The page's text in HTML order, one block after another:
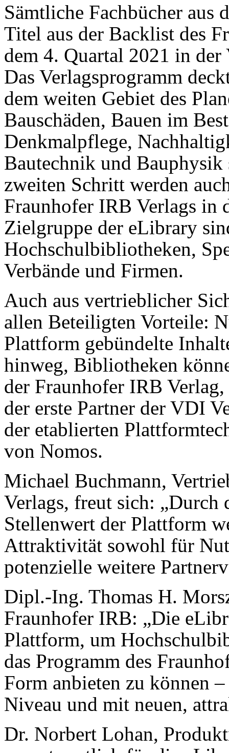
Sämtliche Fachbücher aus
Titel aus der Backlist des
dem 4. Quartal 2021 in
Das Verlagsprogramm
dem weiten Gebiet des
Bauschäden, Bauen im
Denkmalpflege,
Bautechnik und
zweiten Schritt werden
Fraunhofer IRB Verlags in
Zielgruppe der eLibrary
Hochschulbibliotheken,
Verbände und Firmen.
Auch aus vertrieblicher
allen Beteiligten Vorteile:
Plattform gebündelte
hinweg, Bibliotheken
der Fraunhofer IRB
der erste Partner der VDI
der etablierten
von Nomos.
Michael Buchmann,
Verlags, freut sich:
Stellenwert der Plattform
Attraktivität sowohl für
potenzielle weitere
Dipl.-Ing. Thomas H.
Fraunhofer IRB: „Die
Plattform, um
das Programm des
Form anbieten zu können
Niveau und mit neuen,
Dr. Norbert Lohan,